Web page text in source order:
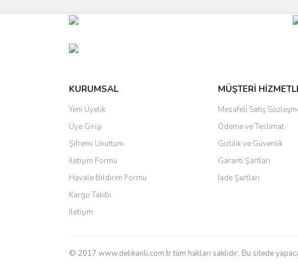
Ürün fiyatı diğer sitelerden daha pahalı.
KURUMSAL
Yeni Üyelik
Üye Girişi
Şifremi Unuttum
İletişim Formu
Havale Bildirim Formu
Kargo Takibi
İletişim
MÜŞTERİ
Mesafeli Satış
Ödeme ve Teslimat
Gizlilik ve Güvenlik
Garanti Şartları
İade Şartları
© 2017 www.delikanli.com.tr tüm hakları saklıdır. Bu sitede